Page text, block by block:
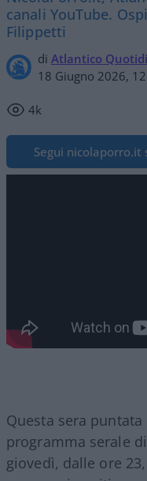
canali YouTube.
Filippetti
di Atlantico
18 Giugno 2026,
4k
Segui nicolaporro.it
Questa sera
programma serale
giovedì, dalle ore